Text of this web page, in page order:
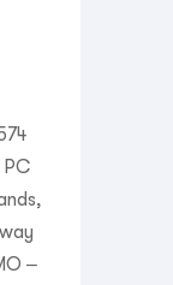
PC
–